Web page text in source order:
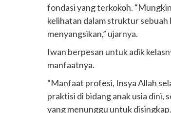
fondasi yang terkokoh.
kelihatan dalam struktur sebuah
menyangsikan,” ujarnya.
Iwan berpesan untuk adik
manfaatnya.
“Manfaat profesi, Insya Allah
praktisi di bidang anak usia dini,
yang menunggu untuk